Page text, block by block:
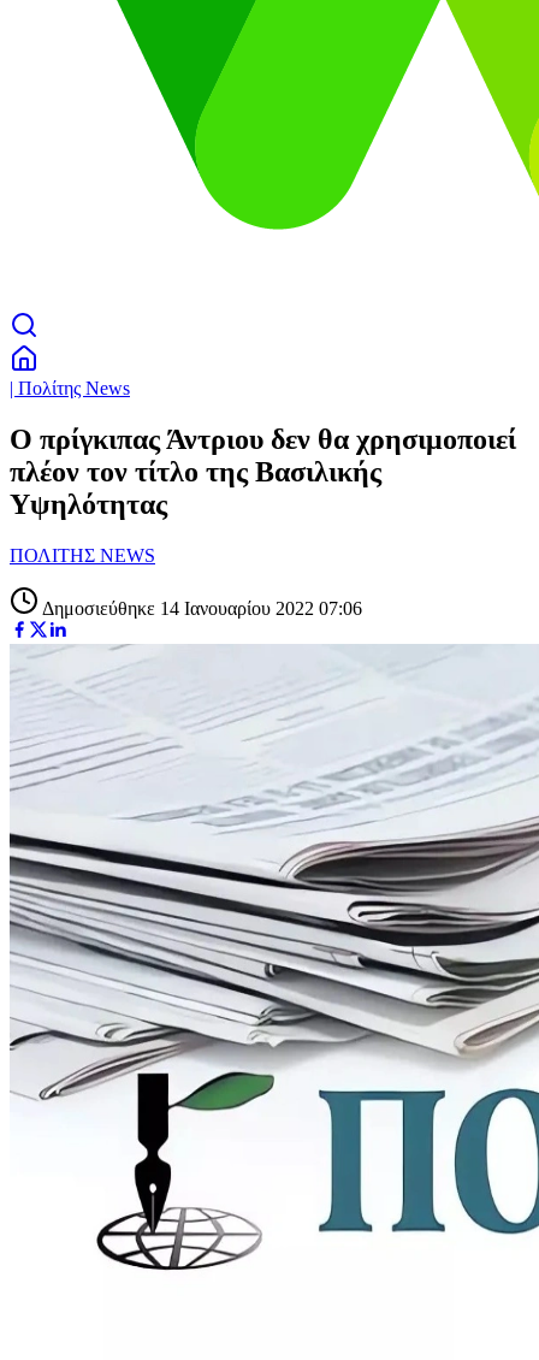
| Πολίτης News
Ο πρίγκιπας Άντριου δεν θα χρησιμοποιεί
πλέον τον τίτλο της Βασιλικής
Υψηλότητας
ΠΟΛΙΤΗΣ NEWS
Δημοσιεύθηκε 14 Ιανουαρίου 2022 07:06